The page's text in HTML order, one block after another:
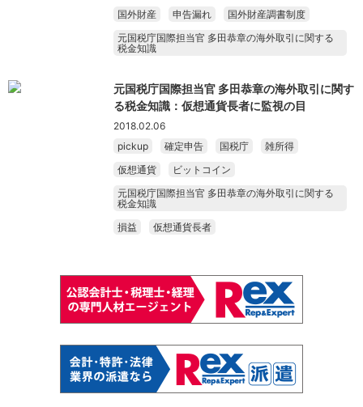
国外財産 申告漏れ
国外財産調書制度
元国税庁国際担当官 多田恭章の海外取引に関する
税金知識
元国税庁国際担当官 多田恭章の海外取引に関す
る税金知識：仮想通貨長者に監視の目
2018.02.06
pickup
確定申告 国税庁
雑所得
仮想通貨
ビットコイン
元国税庁国際担当官 多田恭章の海外取引に関する
税金知識
損益
仮想通貨長者